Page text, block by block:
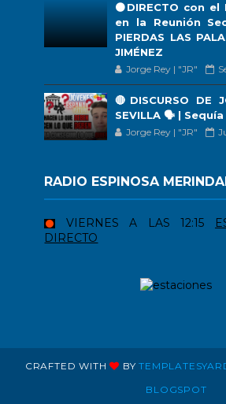
🟠DIRECTO con
en la Reunión
PIERDAS LAS
JIMÉNEZ
Jorge Rey | "JR"
🔴DISCURSO DE
SEVILLA 🗣 | Sequía
Jorge Rey | "JR"
RADIO ESPINOSA
VIERNES A LAS 12:15
DIRECTO
CRAFTED WITH BY
BLOGSPOT